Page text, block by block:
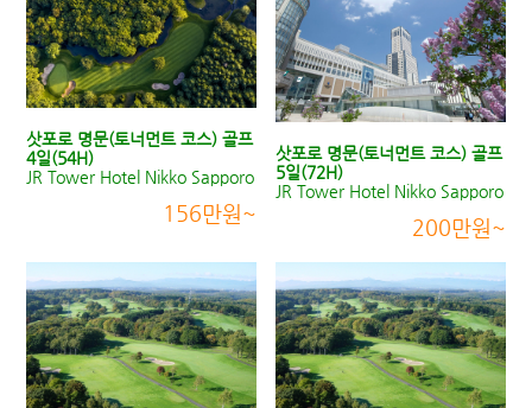
삿포로 명문(토너먼트 코스) 골프
4일(54H)
JR Tower Hotel Nikko Sapporo
156만원~
삿포로 명문(토너먼트 코스) 골프
5일(72H)
JR Tower Hotel Nikko Sapporo
200만원~